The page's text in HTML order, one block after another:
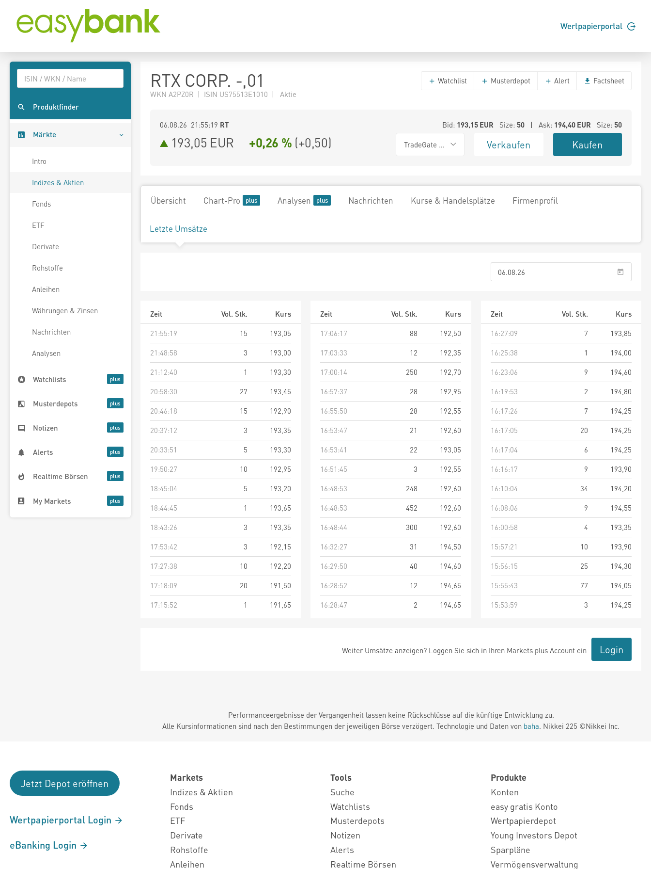
Wertpapierportal
Produktfinder
Märkte
Intro
Indizes & Aktien
Fonds
ETF
Derivate
Rohstoffe
Anleihen
Währungen & Zinsen
Nachrichten
Analysen
Watchlists
Musterdepots
Notizen
Alerts
Realtime Börsen
My Markets
RTX CORP. -,01
WKN A2PZ0R | ISIN US75513E1010 | Aktie
Watchlist Musterdepot Alert Factsheet
06.08.26 21:55:19 RT Bid: 193,15EUR Size: 50| Ask: 194,40EUR Size: 50
193,05 EUR +0,26 % (+0,50) TradeGate BSX Verkaufen Kaufen
Übersicht Chart-Pro Analysen Nachrichten Kurse & Handelsplätze Firmenprofil
Letzte Umsätze
Zeit Vol. Stk.
Kurs
21:55:19
15
193,05
21:48:58
3
193,00
21:12:40
1
193,30
20:58:30
27
193,45
20:46:18
15
192,90
20:37:12
3
193,35
20:33:51
5
193,30
19:50:27
10
192,95
18:45:04
5
193,20
18:44:45
1
193,65
18:43:26
3
193,35
17:53:42
3
192,15
17:27:38
10
192,20
17:18:09
20
191,50
17:15:52
1 191,65
Zeit Vol. Stk.
Kurs
17:06:17
88
192,50
17:03:33
12
192,35
17:00:14
250
192,70
16:57:37
28
192,95
16:55:50
28
192,55
16:53:47
21
192,60
16:53:41
22
193,05
16:51:45
3
192,55
16:48:53
248
192,60
16:48:53
452
192,60
16:48:44
300
192,60
16:32:27
31
194,50
16:29:50
40
194,60
16:28:52
12
194,65
16:28:47
2 194,65
Zeit Vol. Stk.
Kurs
16:27:09
7
193,85
16:25:38
1
194,00
16:23:06
9
194,60
16:19:53
2
194,80
16:17:26
7
194,25
16:17:05
20
194,25
16:17:04
6
194,25
16:16:17
9
193,90
16:10:04
34
194,20
16:08:06
9
194,55
16:00:58
4
193,35
15:57:21
10
193,90
15:56:15
25
194,30
15:55:43
77
194,05
15:53:59
3 194,25
Weiter Umsätze anzeigen? Loggen Sie sich in Ihren Markets plus Account ein Login
Performanceergebnisse der Vergangenheit lassen keine Rückschlüsse auf die künftige Entwicklung zu.
Alle Kursinformationen sind nach den Bestimmungen der jeweiligen Börse verzögert. Technologie und Daten von baha. Nikkei 225 ©Nikkei Inc.
Jetzt Depot eröffnen
Wertpapierportal Login
eBanking Login
Markets
Indizes & Aktien
Fonds
ETF
Derivate
Rohstoffe
Anleihen
Tools
Suche
Watchlists
Musterdepots
Notizen
Alerts
Realtime Börsen
Produkte
Konten
easy gratis Konto
Wertpapierdepot
Young Investors Depot
Sparpläne
Vermögensverwaltung